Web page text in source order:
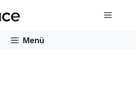
Menü
Menü